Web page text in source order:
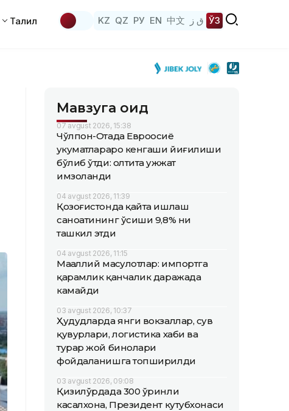
Таҳлил KZ QZ РУ EN 中文 ق ز ЎЗ
Мавзуга оид
07 avgust 2026, 15:38
Чўлпон-Отада Евроосиё
ҳукуматлараро кенгаши йиғилиши
бўлиб ўтди: олтита ҳужжат
имзоланди
04 avgust 2026, 11:39
Қозоғистонда қайта ишлаш
саноатининг ўсиши 9,8% ни
ташкил этди
04 avgust 2026, 11:15
Маҳаллий маҳсулотлар: импортга
қарамлик қанчалик даражада
камайди
03 avgust 2026, 10:37
Ҳудудларда янги вокзаллар, сув
қувурлари, логистика хаби ва
турар жой бинолари
фойдаланишга топширилди
03 avgust 2026, 09:08
Қизилўрдада 300 ўринли
касалхона, Президент кутубхонаси